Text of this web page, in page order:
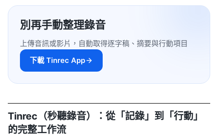
別再手動整理錄音
上傳音訊或影片，自動取得逐字稿、摘要與行動項目
下載 Tinrec App
Tinrec（秒聽錄音）：從「記錄」到「行動」
的完整工作流